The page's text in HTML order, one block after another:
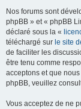
Nos forums sont
phpBB » et « phpBB
déclaré sous la «
téléchargé sur le site
de faciliter les
être tenu comme
acceptons et que
phpBB, veuillez
Vous acceptez de ne